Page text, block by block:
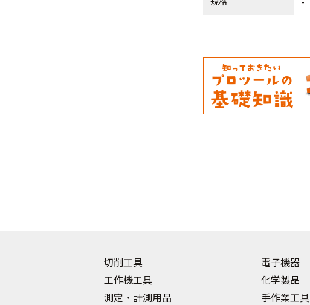
切削工具
工作機工具
測定・計測用品
電子機器
化学製品
手作業工具